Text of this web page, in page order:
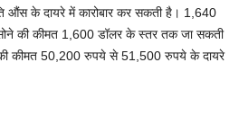
औंस के दायरे में कारोबार कर सकती है। 1,640
की कीमत 1,600 डॉलर के स्तर तक जा सकती
की कीमत 50,200 रुपये से 51,500 रुपये के दायरे